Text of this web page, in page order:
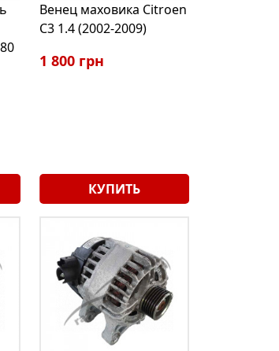
Венец маховика Citroen
C3 1.4 (2002-2009)
1 800 грн
КУПИТЬ